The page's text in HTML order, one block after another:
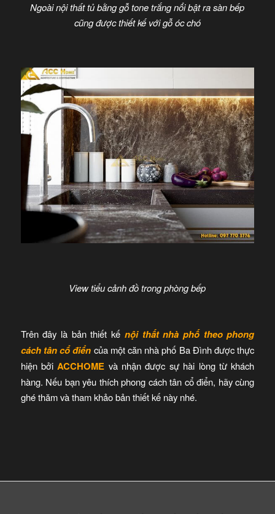
Ngoài nội thất tủ bằng gỗ tone trắng nổi bật ra sàn bếp
cũng được thiết kế với gỗ óc chó
View tiểu cảnh đồ trong phòng bếp
Trên đây là bản thiết kế nội thất nhà phố theo phong
cách tân cổ điển của một căn nhà phố Ba Đình được thực
hiện bởiACCHOME và nhận được sự hài lòng từ khách
hàng. Nếu bạn yêu thích phong cách tân cổ điển, hãy cùng
ghé thăm và tham khảo bản thiết kế này nhé.